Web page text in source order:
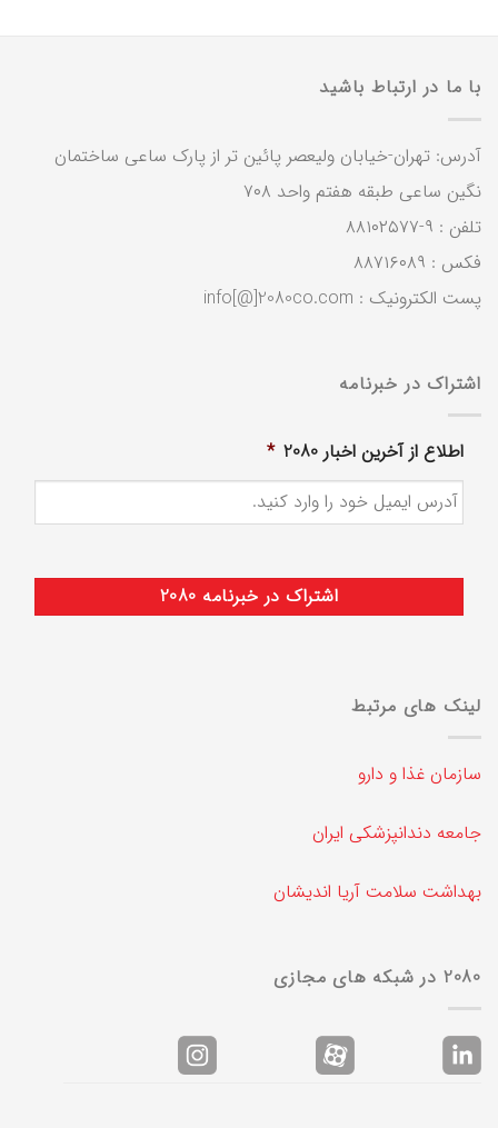
با ما در ارتباط باشید
آدرس: تهران-خیابان ولیعصر پائین تر از پارک ساعی ساختمان
نگین ساعی طبقه هفتم واحد ۷۰۸
تلفن : ۹-۸۸۱۰۲۵۷۷
فکس : ۸۸۷۱۶۰۸۹
پست الکترونیک : info[@]2080co.com
اشتراک در خبرنامه
اطلاع از آخرین اخبار 2080 *
لینک های مرتبط
سازمان غذا و دارو
جامعه دندانپزشکی ایران
بهداشت سلامت آریا اندیشان
2080 در شبکه های مجازی